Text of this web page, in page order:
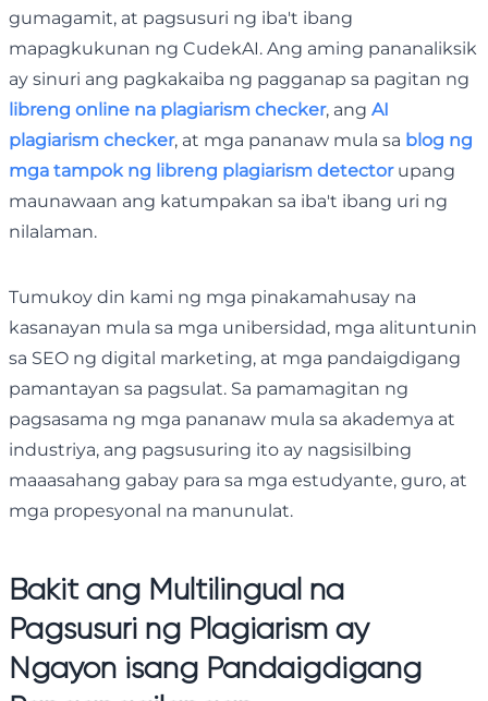
gumagamit, at pagsusuri ng iba't ibang
mapagkukunan ng CudekAI. Ang aming pananaliksik
ay sinuri ang pagkakaiba ng pagganap sa pagitan ng
libreng online na plagiarism checker, ang AI
plagiarism checker, at mga pananaw mula sa blog ng
mga tampok ng libreng plagiarism detectorupang
maunawaan ang katumpakan sa iba't ibang uri ng
nilalaman.
Tumukoy din kami ng mga pinakamahusay na
kasanayan mula sa mga unibersidad, mga alituntunin
sa SEO ng digital marketing, at mga pandaigdigang
pamantayan sa pagsulat. Sa pamamagitan ng
pagsasama ng mga pananaw mula sa akademya at
industriya, ang pagsusuring ito ay nagsisilbing
maaasahang gabay para sa mga estudyante, guro, at
mga propesyonal na manunulat.
Bakit ang Multilingual na
Pagsusuri ng Plagiarism ay
Ngayon isang Pandaigdigang